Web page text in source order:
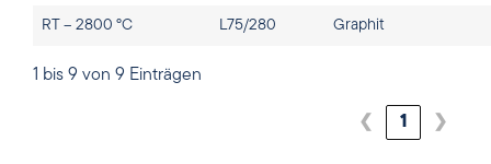
RT – 2800 °C L75/280 Graphit
1 bis 9 von 9 Einträgen
❮ 1 ❯